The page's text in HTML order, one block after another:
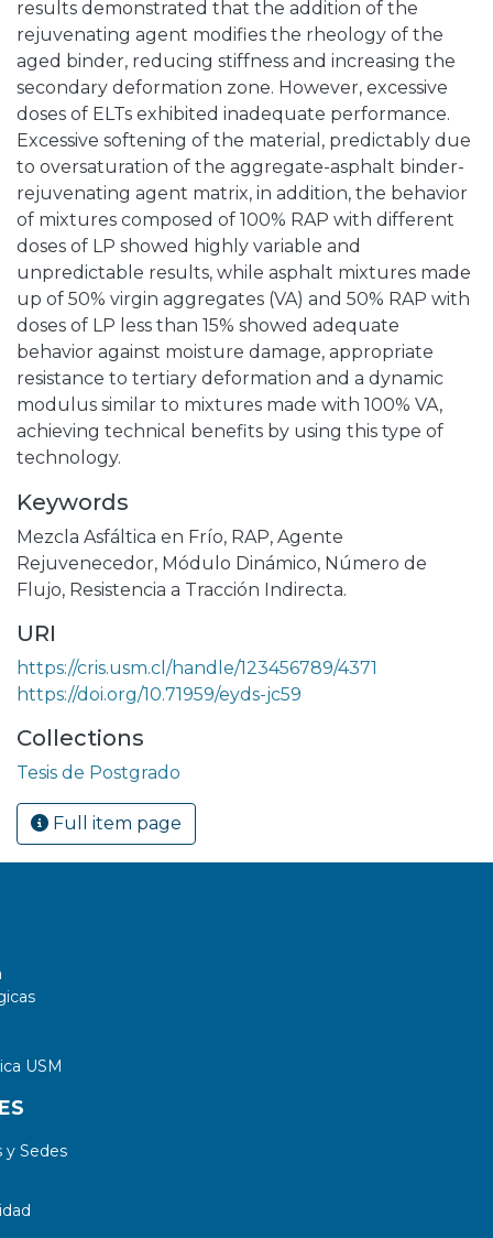
results demonstrated that the addition of the
rejuvenating agent modifies the rheology of the
aged binder, reducing stiffness and increasing the
secondary deformation zone. However, excessive
doses of ELTs exhibited inadequate performance.
Excessive softening of the material, predictably due
to oversaturation of the aggregate-asphalt binder-
rejuvenating agent matrix, in addition, the behavior
of mixtures composed of 100% RAP with different
doses of LP showed highly variable and
unpredictable results, while asphalt mixtures made
up of 50% virgin aggregates (VA) and 50% RAP with
doses of LP less than 15% showed adequate
behavior against moisture damage, appropriate
resistance to tertiary deformation and a dynamic
modulus similar to mixtures made with 100% VA,
achieving technical benefits by using this type of
technology.
Keywords
Mezcla Asfáltica en Frío, RAP, Agente
Rejuvenecedor, Módulo Dinámico, Número de
Flujo, Resistencia a Tracción Indirecta.
URI
https://cris.usm.cl/handle/123456789/4371
https://doi.org/10.71959/eyds-jc59
Collections
Tesis de Postgrado
Full item page
USM
Sedes